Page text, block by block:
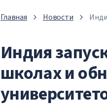
Главная Новости
Индия
школах и